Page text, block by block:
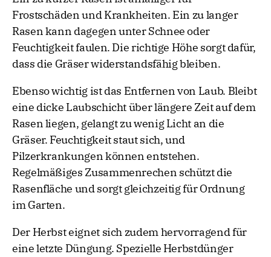
Frostschäden und Krankheiten. Ein zu langer
Rasen kann dagegen unter Schnee oder
Feuchtigkeit faulen. Die richtige Höhe sorgt dafür,
dass die Gräser widerstandsfähig bleiben.
Ebenso wichtig ist das Entfernen von Laub. Bleibt
eine dicke Laubschicht über längere Zeit auf dem
Rasen liegen, gelangt zu wenig Licht an die
Gräser. Feuchtigkeit staut sich, und
Pilzerkrankungen können entstehen.
Regelmäßiges Zusammenrechen schützt die
Rasenfläche und sorgt gleichzeitig für Ordnung
im Garten.
Der Herbst eignet sich zudem hervorragend für
eine letzte Düngung. Spezielle Herbstdünger